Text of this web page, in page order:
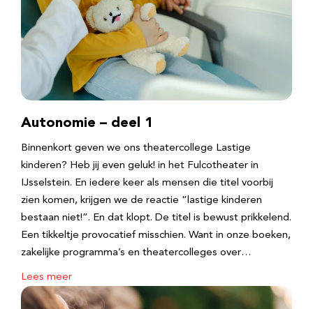
Autonomie – deel 1
Binnenkort geven we ons theatercollege Lastige
kinderen? Heb jij even geluk! in het Fulcotheater in
IJsselstein. En iedere keer als mensen die titel voorbij
zien komen, krijgen we de reactie “lastige kinderen
bestaan niet!”. En dat klopt. De titel is bewust prikkelend.
Een tikkeltje provocatief misschien. Want in onze boeken,
zakelijke programma’s en theatercolleges over…
Lees meer